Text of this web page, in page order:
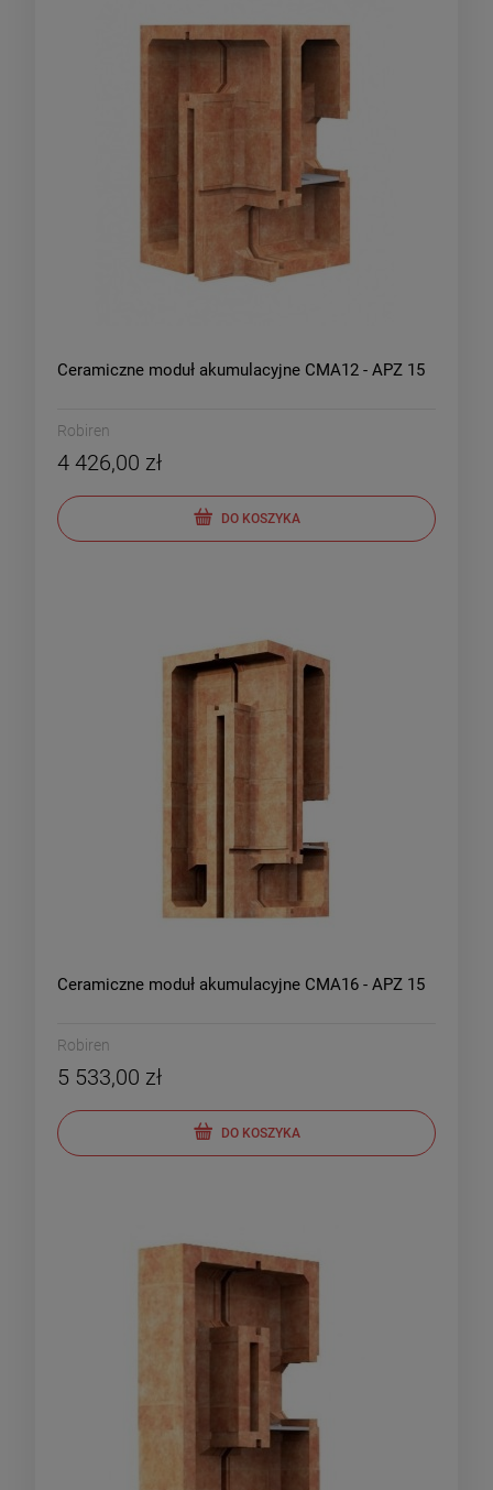
Ceramiczne moduł akumulacyjne CMA12 - APZ 15
Robiren
4 426,00 zł
DO KOSZYKA
Ceramiczne moduł akumulacyjne CMA16 - APZ 15
Robiren
5 533,00 zł
DO KOSZYKA